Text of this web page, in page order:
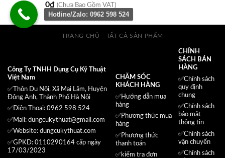
0₫ (Chưa Bao Gồm VAT)
TRANG CHỦ TẤT CẢ SẢN PHẨM
Công Ty TNHH Dụng Cụ Kỹ Thuật
Việt Nam
✅Thôn Du Nội, Xã Mai Lâm, Huyện
Đông Anh, Thành Phố Hà Nội
✅Điện Thoại: 0962 598 524
✅Mail: dungcukythuat@gmail.com
✅Website: dungcukythuat.com
✅GPKD: 0110290164 cấp ngày
17/03/2023
CHĂM SÓC
KHÁCH HÀNG
✅Hướng dẫn mua
hàng
✅Phương thức mua
hàng
✅Phương thức
thanh toán
✅kiểm tra đơn
CHÍNH
SÁCH BÁN
HÀNG
✅Chính sách
quy định
chung
✅Chính sách
bảo mật
thông tin
✅Chính sách
vận chuyển
✅Chính sách
Hotline/Zalo: 0962 598 524